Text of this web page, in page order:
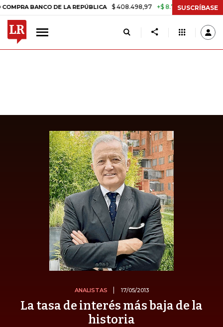
BANCO DE LA REPÚBLICA $ 408.498,97 +$ 8.753,81 +2,19%
SUSCRÍBASE
ANALISTAS 17/05/2013
La tasa de interés más baja de la
historia